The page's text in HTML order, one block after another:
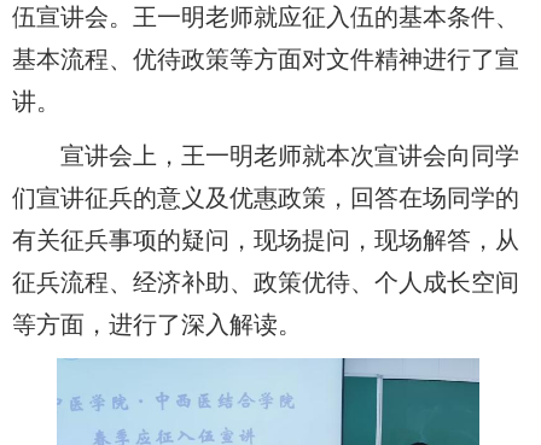
伍宣讲会。 王一明老师就应征入伍的基本条件、
基本流程、优待政策等方面对文件精神进行了宣
讲。
宣讲会上， 王一明老师就本次宣讲会向同学
们宣讲征兵的意义及优惠政策，回答在场同学的
有关征兵事项的疑问，现场提问，现场解答，从
征兵流程、经济补助、政策优待、个人成长空间
等方面，进行了深入解读。